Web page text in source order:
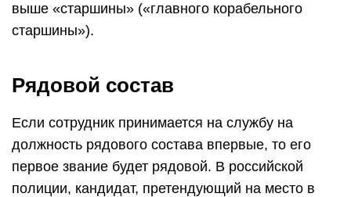
выше «старшины» («главного корабельного
старшины»).
Рядовой состав
Если сотрудник принимается на службу на
должность рядового состава впервые, то его
первое звание будет рядовой. В российской
полиции, кандидат, претендующий на место в